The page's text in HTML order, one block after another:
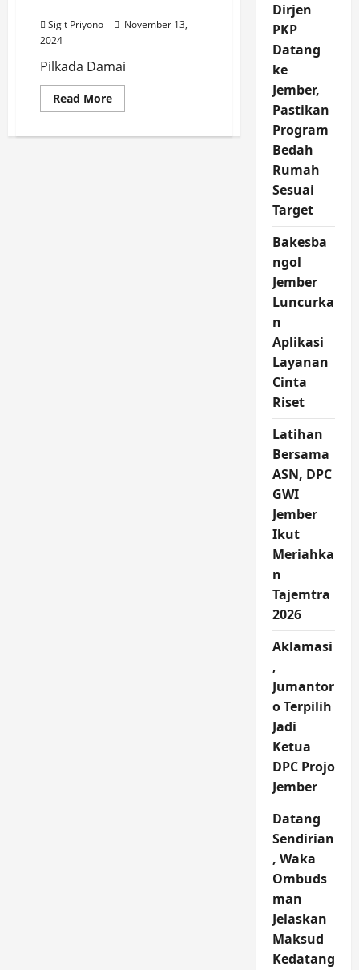
Sigit Priyono
November 13,
2024
Pilkada Damai
Read MoreRead
more
Gelar
Dirjen
PKP
Datang
ke
Jember,
Pastikan
Program
Bedah
Rumah
Sesuai
Target
Bakesba
ngol
Jember
Luncurka
n
Aplikasi
Layanan
Cinta
Riset
Latihan
Bersama
ASN, DPC
GWI
Jember
Ikut
Meriahka
n
Tajemtra
2026
Aklamasi
,
Jumantor
o Terpilih
Jadi
Ketua
DPC Projo
Jember
Datang
Sendirian
, Waka
Ombuds
man
Jelaskan
Maksud
Kedatang